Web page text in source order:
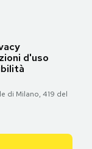
d'uso
di Milano, 419 del